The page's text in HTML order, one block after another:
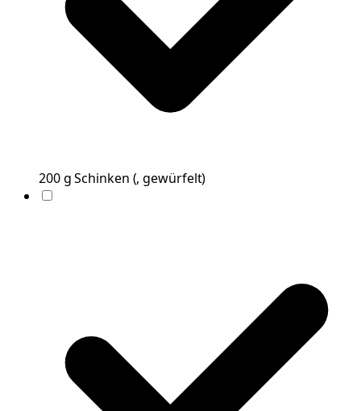
200g Schinken (, gewürfelt)